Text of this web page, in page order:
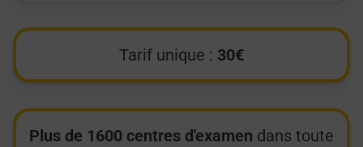
Tarif unique : 30€
Plus de 1600 centres d'examen dans toute